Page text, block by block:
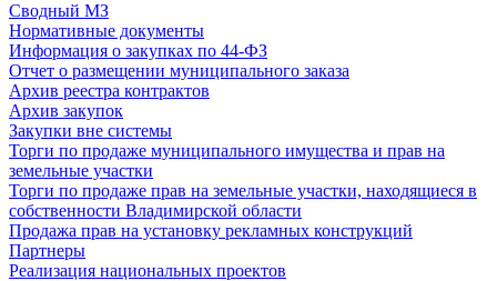
Сводный МЗ
Нормативные документы
Информация о закупках по 44-ФЗ
Отчет о размещении муниципального заказа
Архив реестра контрактов
Архив закупок
Закупки вне системы
Торги по продаже муниципального имущества и прав на
земельные участки
Торги по продаже прав на земельные участки, находящиеся в
собственности Владимирской области
Продажа прав на установку рекламных конструкций
Партнеры
Реализация национальных проектов